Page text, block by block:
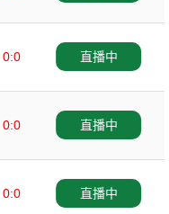
0:0
直播中
0:0
直播中
0:0
直播中